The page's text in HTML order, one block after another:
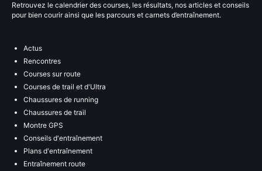
Retrouvez le calendrier des courses, les résultats, nos articles et conseils
pour bien courir ainsi que les parcours et carnets d’entraînement.
Actus
Rencontres
Courses sur route
Courses de trail et d'Ultra
Chaussures de running
Chaussures de trail
Montre GPS
Conseils d'entraînement
Plans d'entraînement
Entraînement route